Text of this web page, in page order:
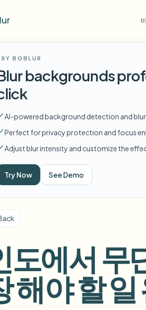
faces, plates, and backgrounds in
browser.
Start with a clip
Upload a video and blur in
학교 및 교육
캠퍼스 카메라, 강의, 지역 대량 개인정보 보호
미디어 및 엔터테인먼트
시사회, 출시 및 규정 준수
소매 및 전자상거래
의료
클리닉 및 환자 대면 비디오 거버넌스
공공 부문
양식
, 규정 준수, 통합에 대해 문의하세요.
대량 처리 준비
블로그
Tips, tutorials, and product updates
Answers to common questions
Whitepapers
Privacy compliance research reports
굴 블러, 번호판, 배경 블러, 선택적
집의 실제 클립.
예시 라이브러리 전체 탐색
BGBLUR
backgrounds
AI-powered background detection and
Perfect for privacy protection and focus
Adjust blur intensity and customize the
Try Now See Demo
도에서 무
해야 할